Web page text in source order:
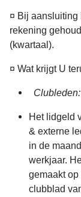
¤ Bij aansluiting
rekening
(kwartaal).
¤ Wat krijgt U
Clubleden:
Het lidgeld
& externe
in de
werkjaar.
gemaakt
clubblad